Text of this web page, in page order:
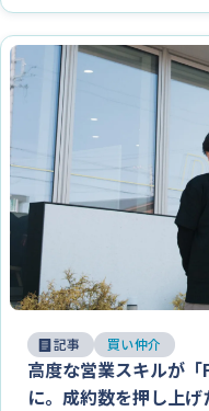
記事 買い仲介
高度な営業スキルが
に。成約数を押し上